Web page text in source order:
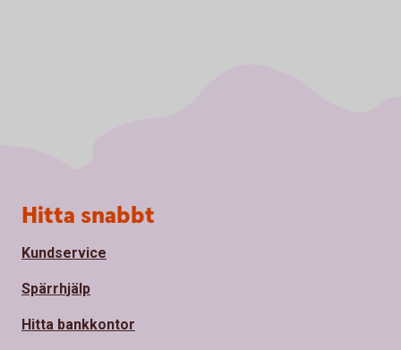
Sidfot
Hitta snabbt
Kundservice
Spärrhjälp
Hitta bankkontor